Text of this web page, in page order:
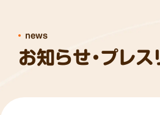
お知らせ・プレス
news